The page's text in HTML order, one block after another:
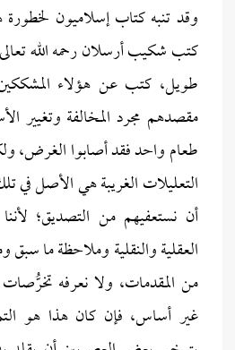
وقد تنبه كتاب إسلاميون
كتب شكيب أرسلان رحمه الله
طويل، كتب عن هؤلاء
مقصدهم مجرد المخالفة وتغيير
طعام واحد فقد أصابوا الغرض،
التعليلات الغريبة هي الأصل في
أن نستعفيهم من التصديق؛
العقلية والنقلية وملاحظة ما سبق
من المقدمات، ولا نعرفه
غير أساس، فإن كان هذا هو